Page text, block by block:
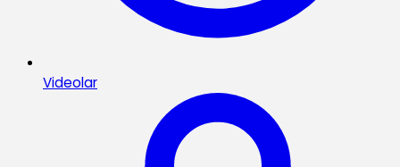
Videolar